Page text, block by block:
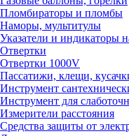
Пломбираторы и пломбы
Наморы, мультитулы
Указатели и индикаторы
Отвертки
Отвертки 1000V
Пассатижи, клещи,
Инструмент
Инструмент для
Измерители расстояния
Средства защиты от